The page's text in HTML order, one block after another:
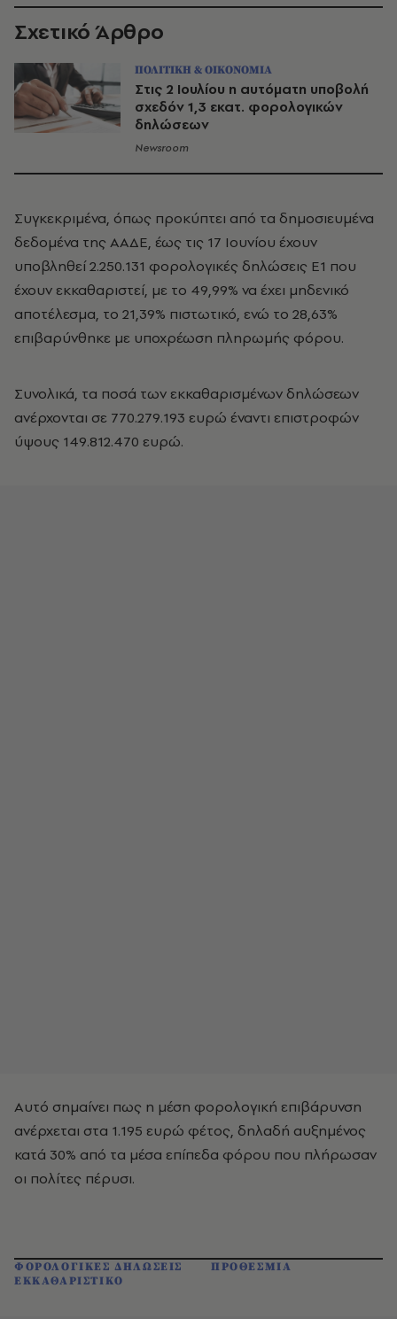
Σχετικό Άρθρο
ΠΟΛΙΤΙΚΗ & ΟΙΚΟΝΟΜΙΑ
Στις 2 Ιουλίου η αυτόματη υποβολή
σχεδόν 1,3 εκατ. φορολογικών
δηλώσεων
Newsroom
Συγκεκριμένα, όπως προκύπτει από τα δημοσιευμένα
δεδομένα της ΑΑΔΕ, έως τις 17 Ιουνίου έχουν
υποβληθεί 2.250.131 φορολογικές δηλώσεις Ε1 που
έχουν εκκαθαριστεί, με το 49,99% να έχει μηδενικό
αποτέλεσμα, το 21,39% πιστωτικό, ενώ το 28,63%
επιβαρύνθηκε με υποχρέωση πληρωμής φόρου.
Συνολικά, τα ποσά των εκκαθαρισμένων δηλώσεων
ανέρχονται σε 770.279.193 ευρώ έναντι επιστροφών
ύψους 149.812.470 ευρώ.
Αυτό σημαίνει πως η μέση φορολογική επιβάρυνση
ανέρχεται στα 1.195 ευρώ φέτος, δηλαδή αυξημένος
κατά 30% από τα μέσα επίπεδα φόρου που πλήρωσαν
οι πολίτες πέρυσι.
ΦΟΡΟΛΟΓΙΚΕΣ ΔΗΛΩΣΕΙΣ
ΠΡΟΘΕΣΜΙΑ
ΕΚΚΑΘΑΡΙΣΤΙΚΟ